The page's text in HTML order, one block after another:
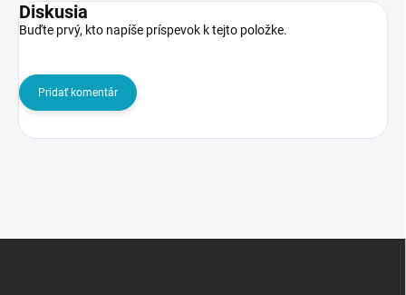
Diskusia
Buďte prvý, kto napíše príspevok k tejto položke.
Pridať komentár